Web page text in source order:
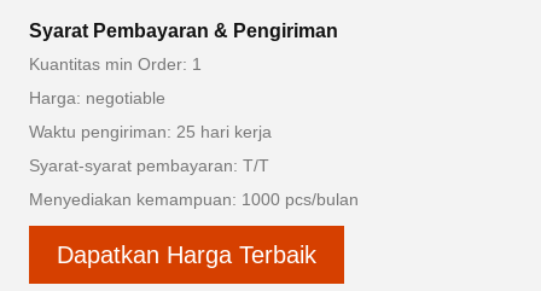
Syarat Pembayaran & Pengiriman
Kuantitas min Order: 1
Harga: negotiable
Waktu pengiriman: 25 hari kerja
Syarat-syarat pembayaran: T/T
Menyediakan kemampuan: 1000 pcs/bulan
Dapatkan Harga Terbaik